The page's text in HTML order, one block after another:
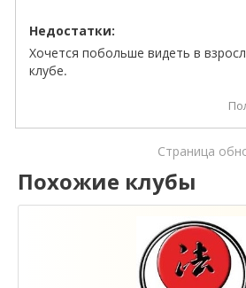
Недостатки:
Хочется побольше видеть в
клубе.
Cтраница
Похожие клубы